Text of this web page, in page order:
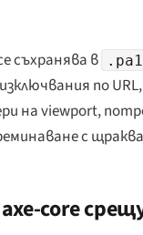
съхранява в
по
на viewport,
с
core